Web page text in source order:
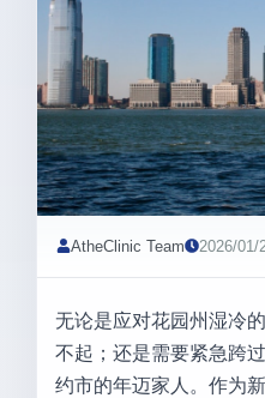
AtheClinic Team 2026/01/
无论是应对花园州湿冷
不起；还是需要紧急跨
约市的年迈家人。作为